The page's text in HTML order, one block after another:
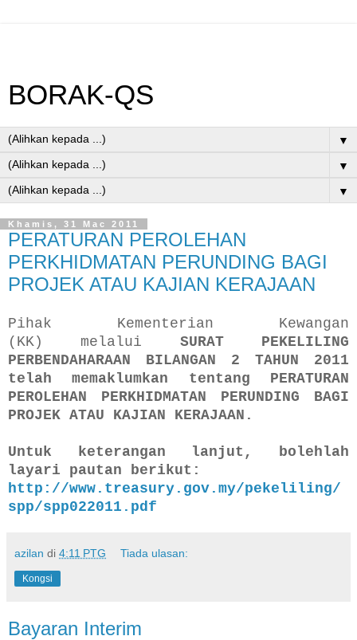
BORAK-QS
▼
▼
▼
Khamis, 31 Mac 2011
PERATURAN PEROLEHAN
PERKHIDMATAN PERUNDING BAGI
PROJEK ATAU KAJIAN KERAJAAN
Pihak Kementerian Kewangan
(KK) melalui SURAT PEKELILING
PERBENDAHARAAN BILANGAN 2 TAHUN 2011
telah memaklumkan tentang PERATURAN
PEROLEHAN PERKHIDMATAN PERUNDING BAGI
PROJEK ATAU KAJIAN KERAJAAN.
Untuk keterangan lanjut, bolehlah
layari pautan berikut:
http://www.treasury.gov.my/pekeliling/
spp/spp022011.pdf
azilan di 4:11 PTG Tiada ulasan:
Kongsi
Bayaran Interim